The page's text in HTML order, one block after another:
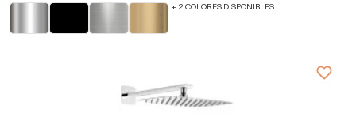
+ 2 COLORES DISPONIBLES